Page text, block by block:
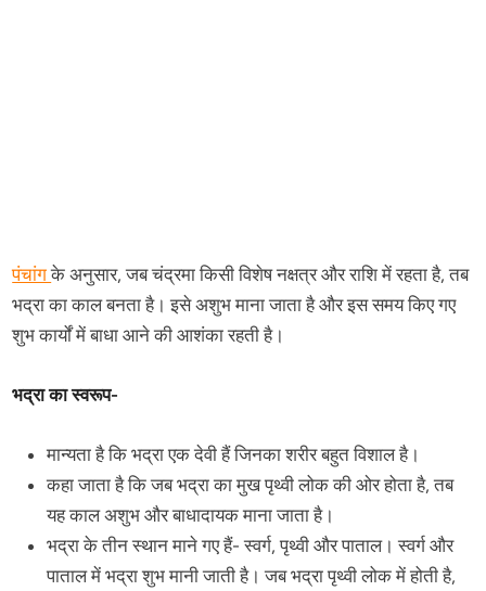
पंचांगके अनुसार, जब चंद्रमा किसी विशेष नक्षत्र और राशि में रहता है, तब
भद्रा का काल बनता है। इसे अशुभ माना जाता है और इस समय किए गए
शुभ कार्यों में बाधा आने की आशंका रहती है।
भद्रा का स्वरूप-
मान्यता है कि भद्रा एक देवी हैं जिनका शरीर बहुत विशाल है।
कहा जाता है कि जब भद्रा का मुख पृथ्वी लोक की ओर होता है, तब
यह काल अशुभ और बाधादायक माना जाता है।
भद्रा के तीन स्थान माने गए हैं- स्वर्ग, पृथ्वी और पाताल। स्वर्ग और
पाताल में भद्रा शुभ मानी जाती है। जब भद्रा पृथ्वी लोक में होती है,